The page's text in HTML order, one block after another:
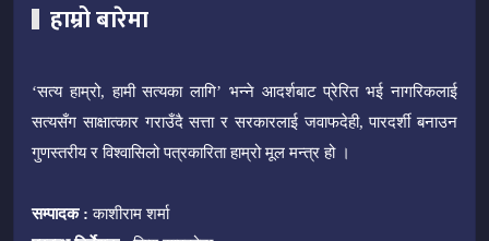
हाम्रो बारेमा
‘सत्य हाम्रो, हामी सत्यका लागि’ भन्ने आदर्शबाट प्रेरित भई नागरिकलाई
सत्यसँग साक्षात्कार गराउँदै सत्ता र सरकारलाई जवाफदेही, पारदर्शी बनाउन
गुणस्तरीय र विश्वासिलो पत्रकारिता हाम्रो मूल मन्त्र हो ।
सम्पादक : काशीराम शर्मा